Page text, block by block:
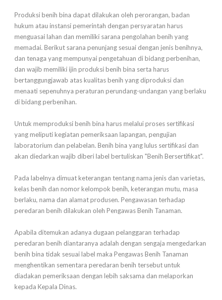
Produksi benih bina dapat dilakukan oleh perorangan, badan
hukum atau instansi pemerintah dengan persyaratan harus
menguasai lahan dan memiliki sarana pengolahan benih yang
memadai. Berikut sarana penunjang sesuai dengan jenis benihnya,
dan tenaga yang mempunyai pengetahuan di bidang perbenihan,
dan wajib memiliki ijin produksi benih bina serta harus
bertanggungjawab atas kualitas benih yang diproduksi dan
menaati sepenuhnya peraturan perundang-undangan yang berlaku
di bidang perbenihan.
Untuk memproduksi benih bina harus melalui proses sertifikasi
yang meliputi kegiatan pemeriksaan lapangan, pengujian
laboratorium dan pelabelan. Benih bina yang lulus sertifikasi dan
akan diedarkan wajib diberi label bertuliskan "Benih Bersertifikat".
Pada labelnya dimuat keterangan tentang nama jenis dan varietas,
kelas benih dan nomor kelompok benih, keterangan mutu, masa
berlaku, nama dan alamat produsen. Pengawasan terhadap
peredaran benih dilakukan oleh Pengawas Benih Tanaman.
Apabila ditemukan adanya dugaan pelanggaran terhadap
peredaran benih diantaranya adalah dengan sengaja mengedarkan
benih bina tidak sesuai label maka Pengawas Benih Tanaman
menghentikan sementara peredaran benih tersebut untuk
diadakan pemeriksaan dengan lebih saksama dan melaporkan
kepada Kepala Dinas.